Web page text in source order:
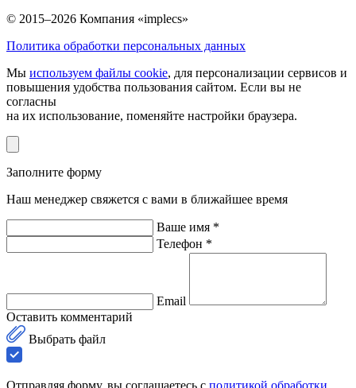
© 2015–2026 Компания «implecs»
Политика обработки персональных данных
Мы используем файлы cookie, для персонализации сервисов и
повышения удобства пользования сайтом. Если вы не
согласны
на их использование, поменяйте настройки браузера.
Заполните форму
Наш менеджер свяжется с вами в ближайшее время
Ваше имя *
Телефон *
Email
Оставить комментарий
Выбрать файл